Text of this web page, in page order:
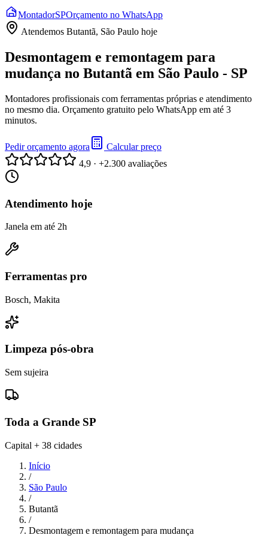
MontadorSPOrçamento no WhatsApp
Atendemos Butantã, São Paulo hoje
Desmontagem e remontagem para
mudança no Butantã em São Paulo - SP
Montadores profissionais com ferramentas próprias e atendimento
no mesmo dia. Orçamento gratuito pelo WhatsApp em até 3
minutos.
Pedir orçamento agora
Calcular preço
4,9 · +2.300 avaliações
Atendimento hoje
Janela em até 2h
Ferramentas pro
Bosch, Makita
Limpeza pós-obra
Sem sujeira
Toda a Grande SP
Capital + 38 cidades
Início
/
São Paulo
/
Butantã
/
Desmontagem e remontagem para mudança